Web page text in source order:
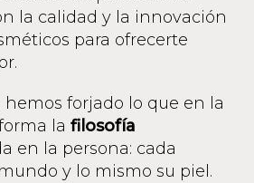
la calidad y la innovación
para ofrecerte
forjado lo que en la
la filosofía
en la persona: cada
y lo mismo su piel.